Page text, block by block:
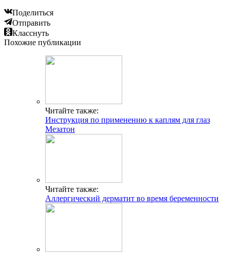
Поделиться
Отправить
Класснуть
Похожие публикации
Читайте также:
Инструкция по применению к каплям для глаз
Мезатон
Читайте также:
Аллергический дерматит во время беременности